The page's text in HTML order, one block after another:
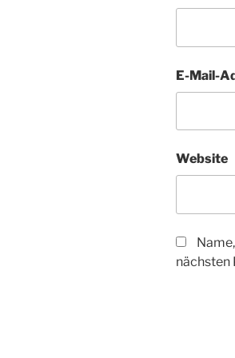
E-Mail-
Website
nächsten